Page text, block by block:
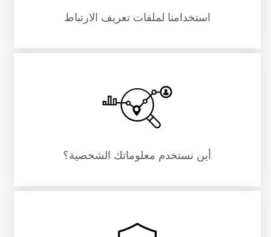
استخدامنا لملفات تعريف الارتباط
أين نستخدم معلوماتك الشخصية؟